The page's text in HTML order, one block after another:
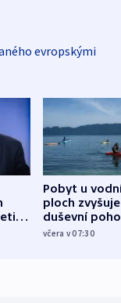
evropskými
Pobyt u
ploch zvyšuje
duševní
ukázala
včera v 07:30